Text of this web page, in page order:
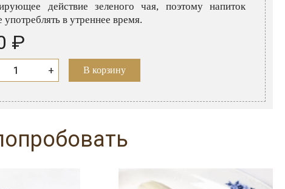
действие зеленого чая, поэтому напиток
в утреннее время.
₽
+ В корзину